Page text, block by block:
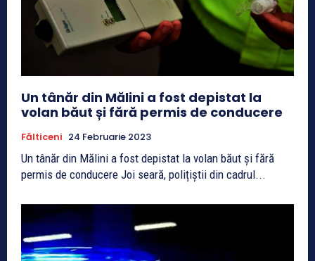
Un tânăr din Mălini a fost depistat la
volan băut și fără permis de conducere
Fălticeni 24 Februarie 2023
Un tânăr din Mălini a fost depistat la volan băut și fără
permis de conducere Joi seară, polițiștii din cadrul...